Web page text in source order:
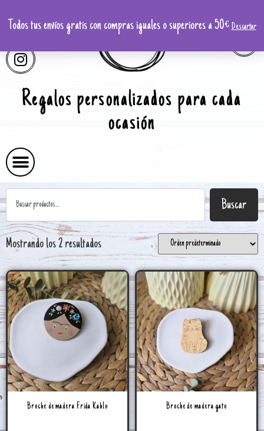
Regalos personalizados para cada
ocasión
Buscar
Mostrando los 2 resultados
Broche de madera Frida Kahlo Broche de madera gato
Todos tus envíos gratis con compras iguales o superiores a 50€Descartar